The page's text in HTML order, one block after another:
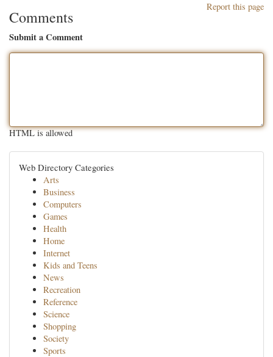
Report this page
Comments
Submit a Comment
HTML is allowed
Web Directory Categories
Arts
Business
Computers
Games
Health
Home
Internet
Kids and Teens
News
Recreation
Reference
Science
Shopping
Society
Sports